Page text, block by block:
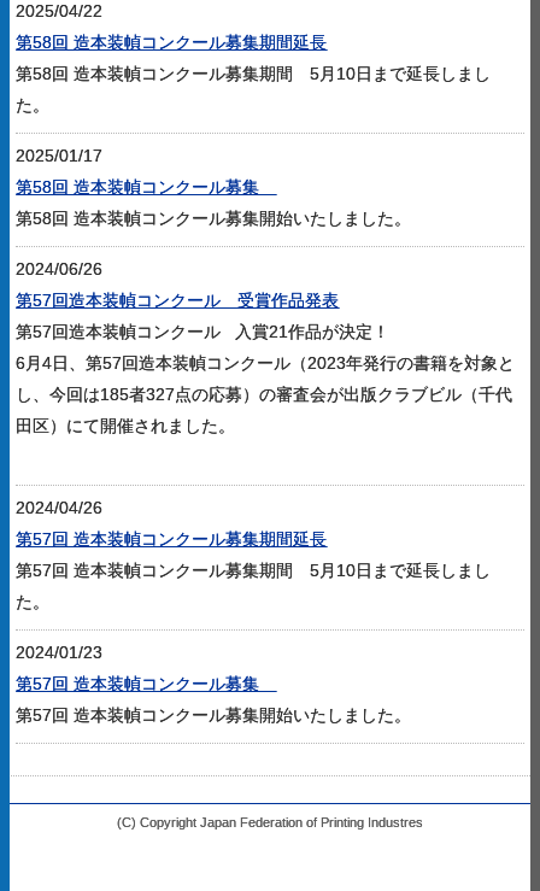
2025/04/22
第58回 造本装幀コンクール募集期間延長
第58回 造本装幀コンクール募集期間 5月10日まで延長しまし
た。
2025/01/17
第58回 造本装幀コンクール募集
第58回 造本装幀コンクール募集開始いたしました。
2024/06/26
第57回造本装幀コンクール 受賞作品発表
第57回造本装幀コンクール 入賞21作品が決定！
6月4日、第57回造本装幀コンクール（2023年発行の書籍を対象と
し、今回は185者327点の応募）の審査会が出版クラブビル（千代
田区）にて開催されました。
2024/04/26
第57回 造本装幀コンクール募集期間延長
第57回 造本装幀コンクール募集期間 5月10日まで延長しまし
た。
2024/01/23
第57回 造本装幀コンクール募集
第57回 造本装幀コンクール募集開始いたしました。
(C) Copyright Japan Federation of Printing Industres